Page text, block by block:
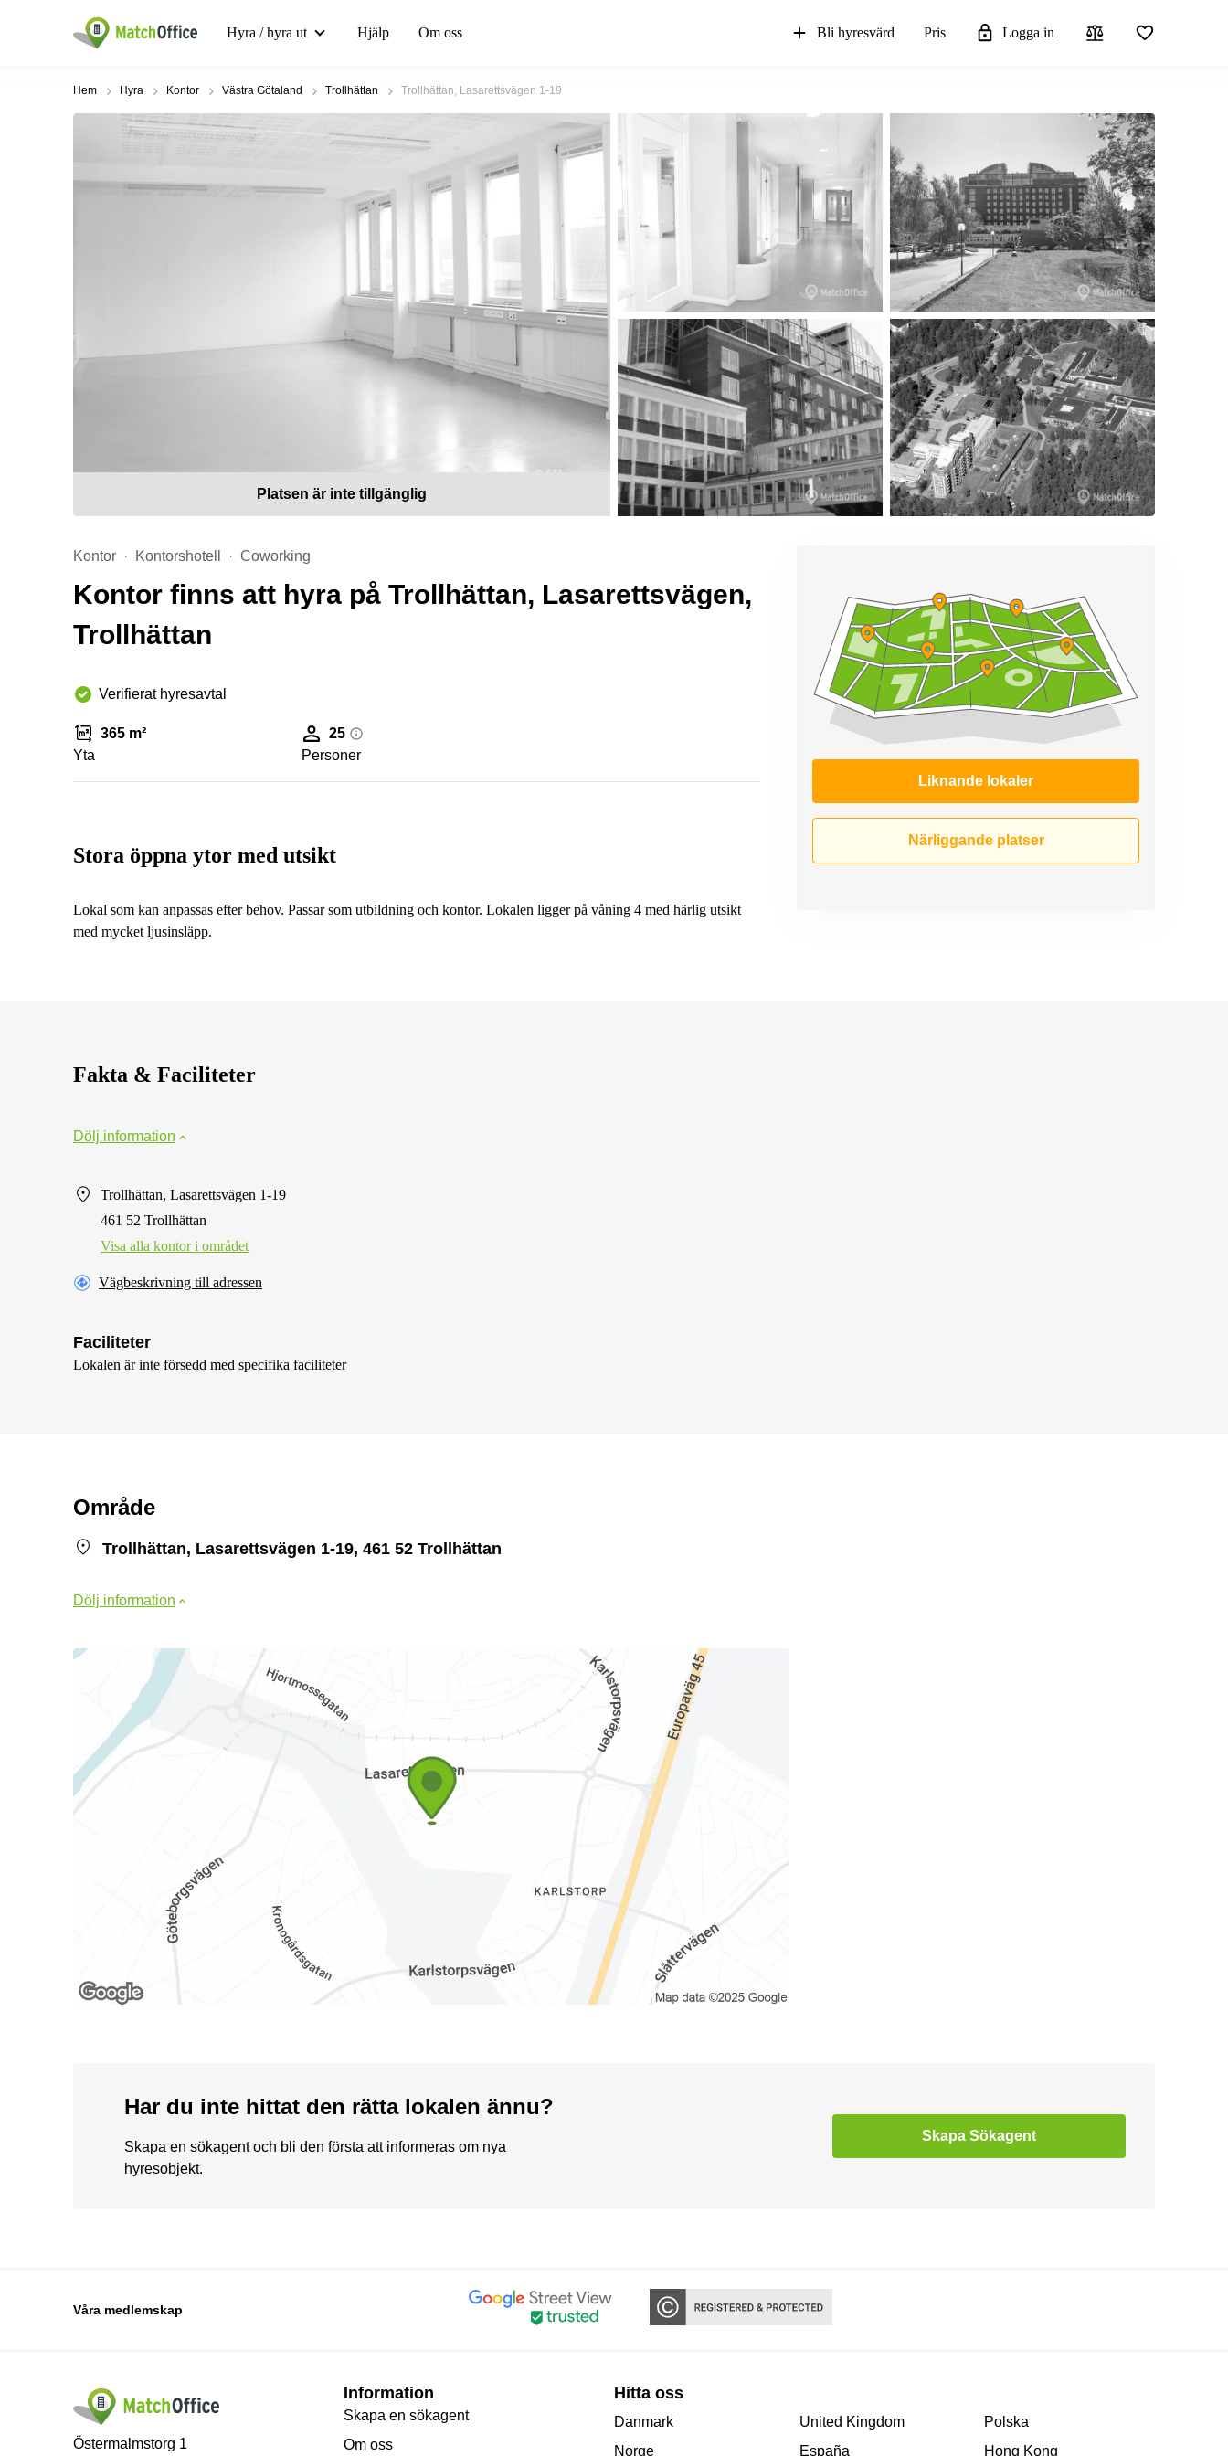
Hyra / hyra ut Hjälp Om oss Bli hyresvärd Pris Logga in
Hem Hyra Kontor Västra Götaland Trollhättan Trollhättan, Lasarettsvägen 1-19
Platsen är inte tillgänglig
Kontor Kontorshotell Coworking
Kontor finns att hyra på Trollhättan, Lasarettsvägen,
Trollhättan
Verifierat hyresavtal
365 m²
Yta
25
Personer
Liknande lokaler
Närliggande platser
Stora öppna ytor med utsikt
Lokal som kan anpassas efter behov. Passar som utbildning och kontor. Lokalen ligger på våning 4 med härlig utsikt
med mycket ljusinsläpp.
Fakta & Faciliteter
Dölj information
Trollhättan, Lasarettsvägen 1-19
461 52 Trollhättan
Visa alla kontor i området
Vägbeskrivning till adressen
Faciliteter
Lokalen är inte försedd med specifika faciliteter
Område
Trollhättan, Lasarettsvägen 1-19, 461 52 Trollhättan
Dölj information
Har du inte hittat den rätta lokalen ännu?
Skapa en sökagent och bli den första att informeras om nya
hyresobjekt.
Skapa Sökagent
Våra medlemskap
Östermalmstorg 1
Information
Skapa en sökagent
Om oss
Hitta oss
Danmark
Norge
United Kingdom
España
Polska
Hong Kong